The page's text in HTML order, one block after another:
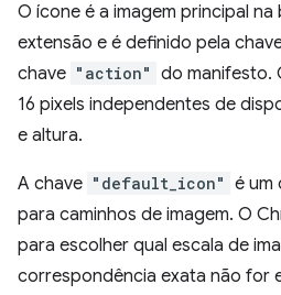
O ícone é a imagem principal
extensão e é definido pela
chave "action" do manifesto.
16 pixels independentes de
e altura.
A chave "default_icon" é um
para caminhos de imagem. O
para escolher qual escala de
correspondência exata não for